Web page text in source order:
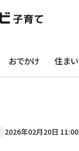
おでかけ 住まい
2026年02月20日 11:00